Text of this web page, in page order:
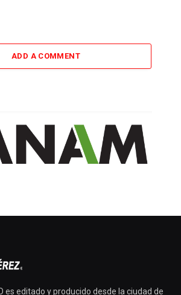
ADD A COMMENT
es editado y producido desde la ciudad de